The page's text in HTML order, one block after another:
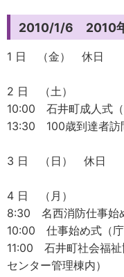
2010/1/6 2010
1 日 （金） 休日
2 日 （土）
10:00 石井町成人式（
13:30 100歳到達者訪
3 日 （日） 休日
4 日 （月）
8:30 名西消防仕事始
10:00 仕事始め式（庁
11:00 石井町社会福祉
センター管理棟内）